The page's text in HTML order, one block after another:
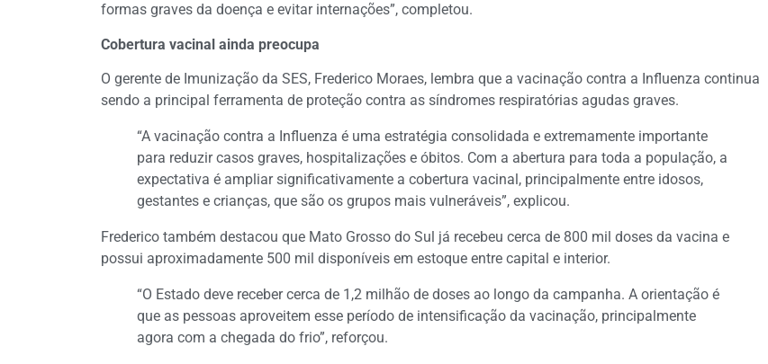
formas graves da doença e evitar internações”, completou.
Cobertura vacinal ainda preocupa
O gerente de Imunização da SES, Frederico Moraes, lembra que a vacinação contra a Influenza continua
sendo a principal ferramenta de proteção contra as síndromes respiratórias agudas graves.
“A vacinação contra a Influenza é uma estratégia consolidada e extremamente importante
para reduzir casos graves, hospitalizações e óbitos. Com a abertura para toda a população, a
expectativa é ampliar significativamente a cobertura vacinal, principalmente entre idosos,
gestantes e crianças, que são os grupos mais vulneráveis”, explicou.
Frederico também destacou que Mato Grosso do Sul já recebeu cerca de 800 mil doses da vacina e
possui aproximadamente 500 mil disponíveis em estoque entre capital e interior.
“O Estado deve receber cerca de 1,2 milhão de doses ao longo da campanha. A orientação é
que as pessoas aproveitem esse período de intensificação da vacinação, principalmente
agora com a chegada do frio”, reforçou.